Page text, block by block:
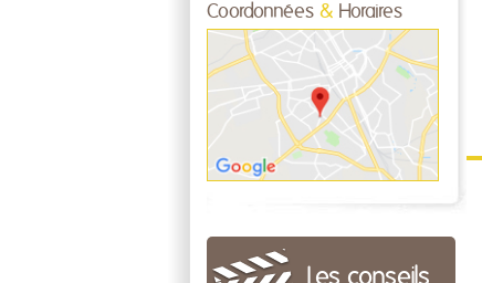
Coordonnées & Horaires
Les conseils